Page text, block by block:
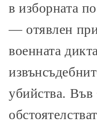
в изборната
— отявлен
военната
убийства.